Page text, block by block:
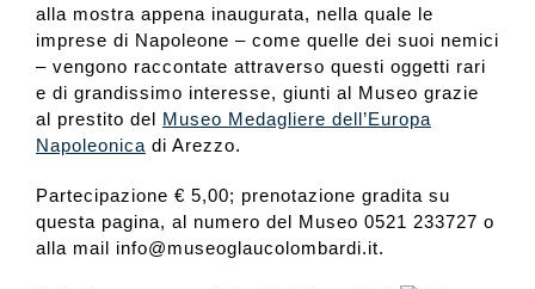
alla mostra appena inaugurata, nella quale le
imprese di Napoleone – come quelle dei suoi nemici
– vengono raccontate attraverso questi oggetti rari
e di grandissimo interesse, giunti al Museo grazie
al prestito del Museo Medagliere dell’Europa
Napoleonica di Arezzo.
Partecipazione € 5,00; prenotazione gradita su
questa pagina, al numero del Museo 0521 233727 o
alla mail info@museoglaucolombardi.it.